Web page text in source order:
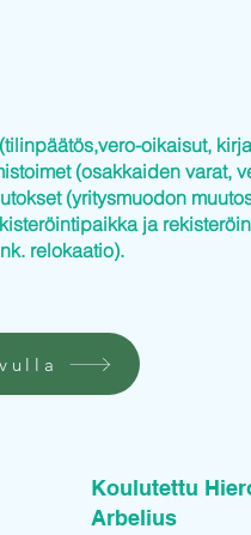
oikaisut,
(osakkaiden varat,
(yritysmuodon
ja
relokaatio).
Koulutettu
Arbelius